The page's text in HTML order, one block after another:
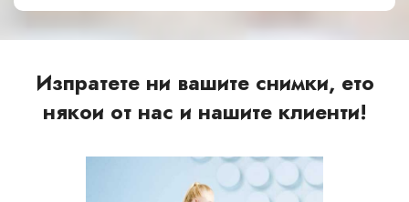
Изпратете ни вашите снимки, ето
някои от нас и нашите клиенти!